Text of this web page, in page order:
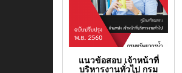
แนวข้อสอบ เจ้าหน้าที่
บริหารงานทั่วไป กรม